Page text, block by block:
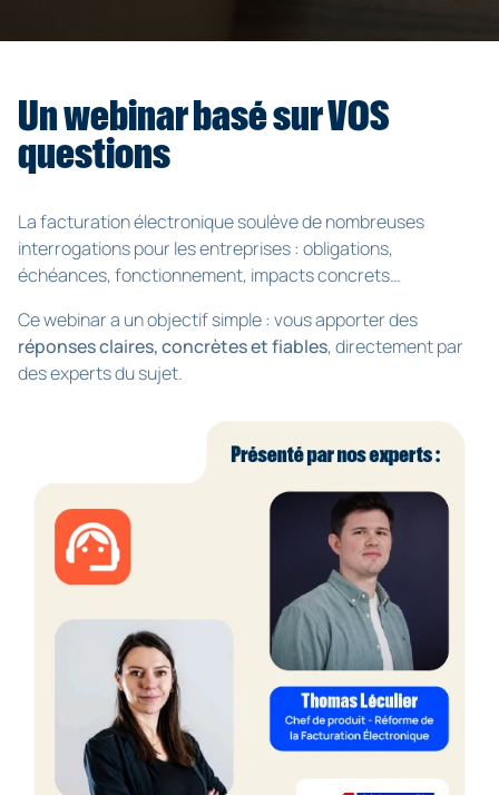
Un webinar basé sur VOS
questions
La facturation électronique soulève de nombreuses
interrogations pour les entreprises : obligations,
échéances, fonctionnement, impacts concrets…
Ce webinar a un objectif simple : vous apporter des
réponses claires, concrètes et fiables, directement par
des experts du sujet.